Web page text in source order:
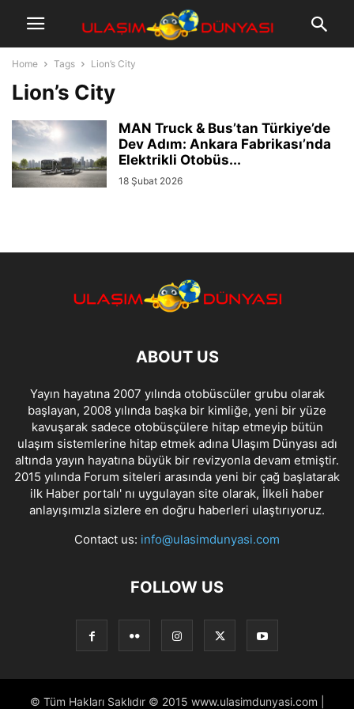
Home Tags Lion’s City
Lion’s City
MAN Truck & Bus’tan Türkiye’de
Dev Adım: Ankara Fabrikası’nda
Elektrikli Otobüs...
18 Şubat 2026
ABOUT US
Yayın hayatına 2007 yılında otobüscüler grubu olarak
başlayan, 2008 yılında başka bir kimliğe, yeni bir yüze
kavuşarak sadece otobüsçülere hitap etmeyip bütün
ulaşım sistemlerine hitap etmek adına Ulaşım Dünyası adı
altında yayın hayatına büyük bir revizyonla devam etmiştir.
2015 yılında Forum siteleri arasında yeni bir çağ başlatarak
ilk Haber portalı' nı uygulayan site olarak, İlkeli haber
anlayışımızla sizlere en doğru haberleri ulaştırıyoruz.
Contact us: info@ulasimdunyasi.com
FOLLOW US
© Tüm Hakları Saklıdır © 2015 www.ulasimdunyasi.com |